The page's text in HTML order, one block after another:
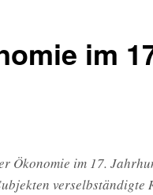
im
Ökonomie im 17.
verselbständigte